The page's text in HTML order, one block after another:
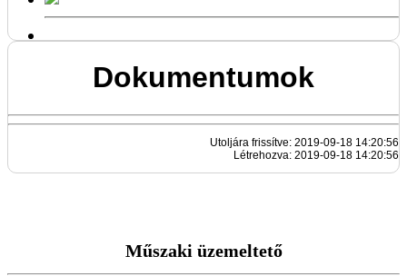
Dokumentumok
Utoljára frissítve: 2019-09-18 14:20:56
Létrehozva: 2019-09-18 14:20:56
Műszaki üzemeltető